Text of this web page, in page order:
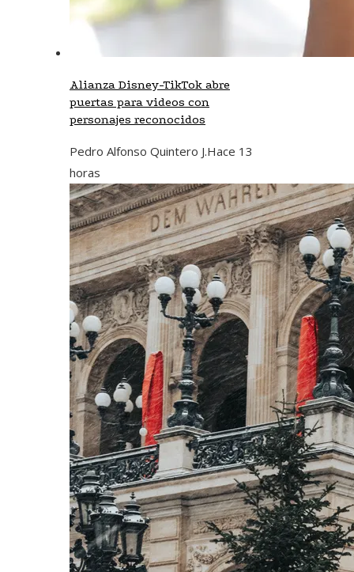
Alianza Disney-TikTok abre
puertas para videos con
personajes reconocidos
Pedro Alfonso Quintero J.Hace 13
horas